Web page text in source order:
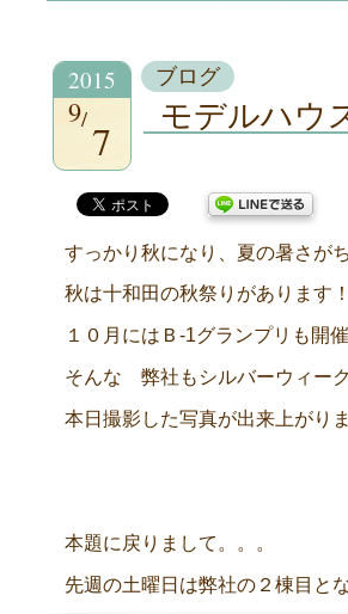
2015
9
7
ブログ
モデルハウ
すっかり秋になり、夏の暑さが
秋は十和田の秋祭りがあります
１０月にはＢ-1グランプリも開
そんな 弊社もシルバーウィー
本日撮影した写真が出来上がり
本題に戻りまして。。。
先週の土曜日は弊社の２棟目と